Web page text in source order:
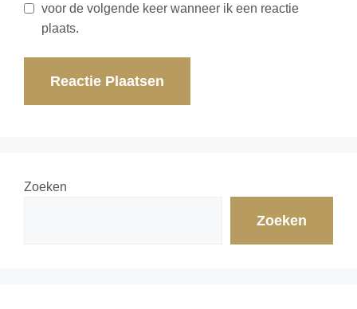
voor de volgende keer wanneer ik een reactie
plaats.
Zoeken
Zoeken